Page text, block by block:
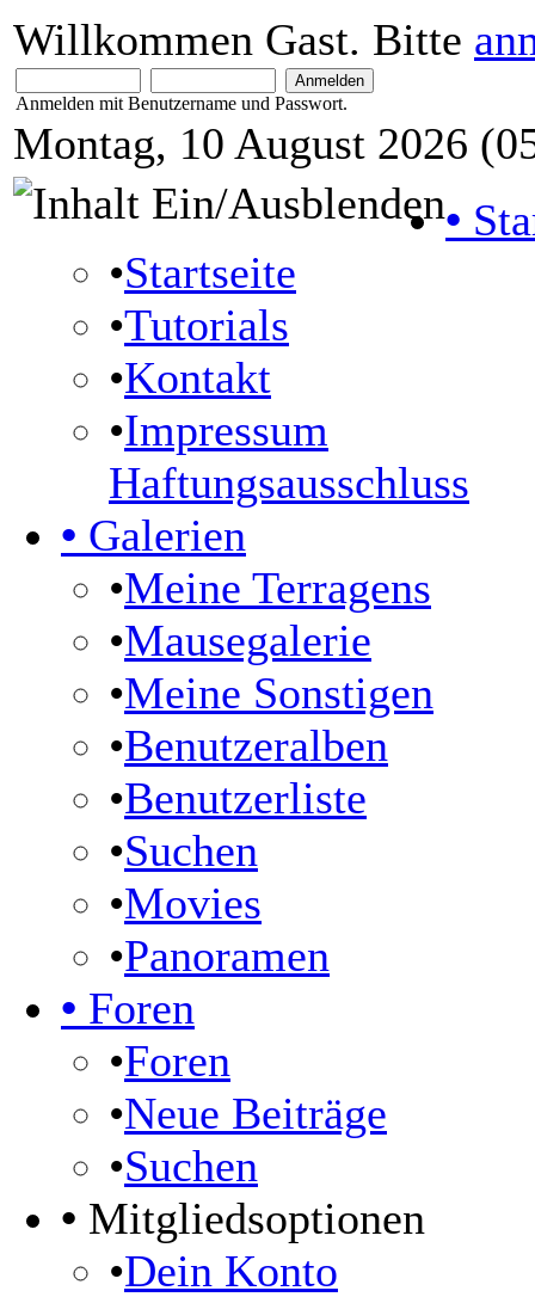
Willkommen Gast. Bitte
Anmelden mit Benutzername und Passwort.
Montag, 10 August 2026
•
•Startseite
•Tutorials
•Kontakt
•Impressum
Haftungsausschluss
• Galerien
•Meine Terragens
•Mausegalerie
•Meine Sonstigen
•Benutzeralben
•Benutzerliste
•Suchen
•Movies
•Panoramen
• Foren
•Foren
•Neue Beiträge
•Suchen
• Mitgliedsoptionen
•Dein Konto